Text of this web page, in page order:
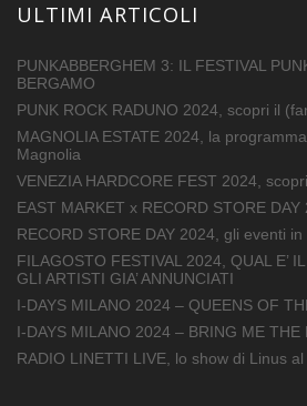
ULTIMI ARTICOLI
PUNKABBERGHEM 3: IL FESTIVAL
BERGAMO
PUNK ROCK RADUNO 2024, scopri il
MAGNOLIA ESTATE 2024, la
Magnolia
VENEZIA HARDCORE FEST 2024,
EAST MARKET x RECORD STORE DAY
RECORD STORE DAY 2024, gli eventi in
FILAGOSTO FESTIVAL 2024, QUAL E’
GLI ARTISTI GIA’ ANNUNCIATI
I-DAYS MILANO 2024 – QUEENS OF
I-DAYS MILANO 2024 – BRING ME THE
RADIO LINETTI LIVE, lo show di Linus al